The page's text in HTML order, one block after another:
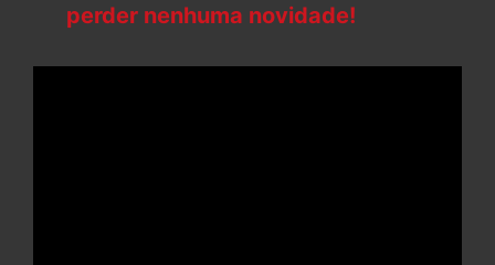
perder nenhuma novidade!